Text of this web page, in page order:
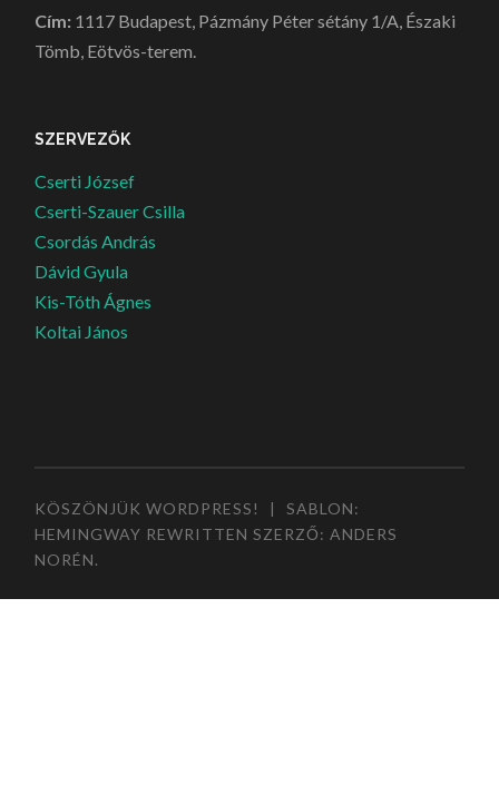
Cím: 1117 Budapest, Pázmány Péter sétány 1/A, Északi
Tömb, Eötvös-terem.
SZERVEZŐK
Cserti József
Cserti-Szauer Csilla
Csordás András
Dávid Gyula
Kis-Tóth Ágnes
Koltai János
KÖSZÖNJÜK WORDPRESS! |
SABLON:
HEMINGWAY REWRITTEN SZERZŐ:ANDERS
NORÉN.